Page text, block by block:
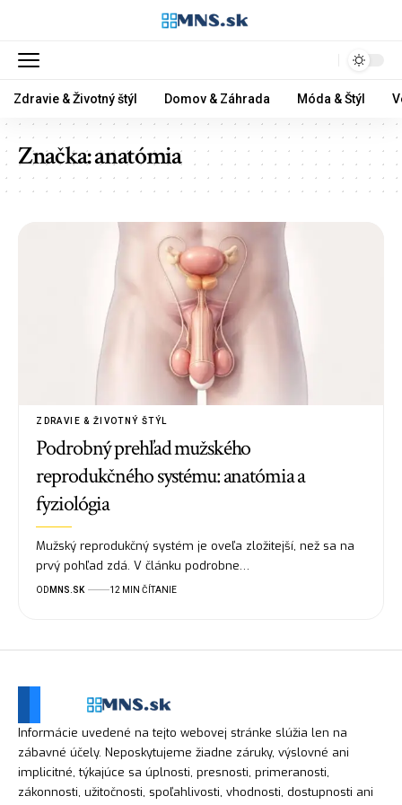
Zdravie & Životný štýl Domov & Záhrada Móda & Štýl
Značka:anatómia
ZDRAVIE & ŽIVOTNÝ ŠTÝL
Podrobný prehľad mužského
reprodukčného systému: anatómia a
fyziológia
Mužský reprodukčný systém je oveľa zložitejší, než sa na
prvý pohľad zdá. V článku podrobne…
OD MNS.SK 12 MIN ČÍTANIE
Informácie uvedené na tejto webovej stránke slúžia len na
zábavné účely. Neposkytujeme žiadne záruky, výslovné ani
implicitné, týkajúce sa úplnosti, presnosti, primeranosti,
zákonnosti, užitočnosti, spoľahlivosti, vhodnosti, dostupnosti ani